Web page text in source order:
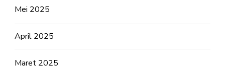
Mei 2025
April 2025
Maret 2025